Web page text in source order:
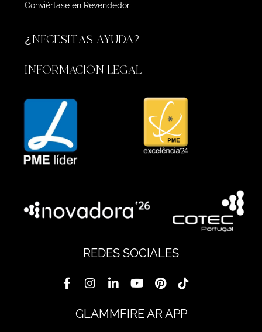
Conviértase en Revendedor
¿NECESITAS AYUDA?
INFORMACIÓN LEGAL
REDES SOCIALES
GLAMMFIRE AR APP